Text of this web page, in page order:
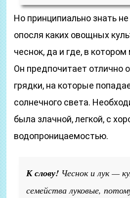
Но принципиально знать
опосля каких овощных
чеснок, да и где, в
Он предпочитает отлично
грядки, на которые
солнечного света.
была злачной, легкой, с
водопроницаемостью.
К слову! Чеснок и лук —
семейства луковые,